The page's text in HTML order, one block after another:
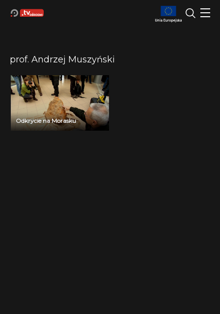
prof. Andrzej Muszyński
Odkrycie na Morasku